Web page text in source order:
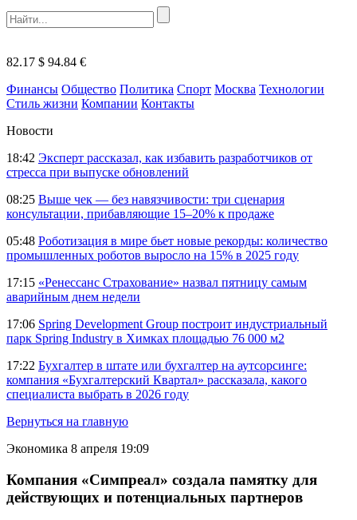
82.17 $ 94.84 €
Финансы Общество Политика Спорт Москва Технологии
Стиль жизни Компании Контакты
Новости
18:42 Эксперт рассказал, как избавить разработчиков от
стресса при выпуске обновлений
08:25 Выше чек — без навязчивости: три сценария
консультации, прибавляющие 15–20% к продаже
05:48 Роботизация в мире бьет новые рекорды: количество
промышленных роботов выросло на 15% в 2025 году
17:15 «Ренессанс Страхование» назвал пятницу самым
аварийным днем недели
17:06 Spring Development Group построит индустриальный
парк Spring Industry в Химках площадью 76 000 м2
17:22 Бухгалтер в штате или бухгалтер на аутсорсинге:
компания «Бухгалтерский Квартал» рассказала, какого
специалиста выбрать в 2026 году
Вернуться на главную
Экономика 8 апреля 19:09
Компания «Симпреал» создала памятку для
действующих и потенциальных партнеров